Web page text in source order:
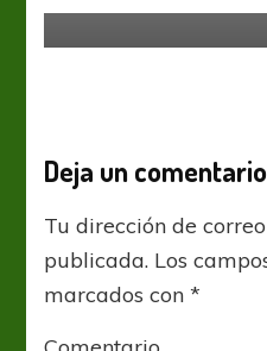
Deja un comentario
Tu dirección de
publicada. Los
marcados con*